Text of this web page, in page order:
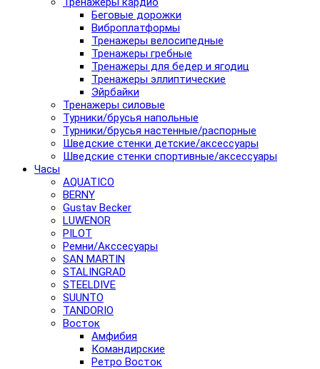
Беговые дорожки
Виброплатформы
Тренажеры велосипедные
Тренажеры гребные
Тренажеры для бедер и ягодиц
Тренажеры эллиптические
Эйрбайки
Тренажеры силовые
Турники/брусья напольные
Турники/брусья настенные/распорные
Шведские стенки детские/аксессуары
Шведские стенки спортивные/аксессуары
Часы
AQUATICO
BERNY
Gustav Becker
LUWENOR
PILOT
Pемни/Акссесуары
SAN MARTIN
STALINGRAD
STEELDIVE
SUUNTO
TANDORIO
Восток
Амфибия
Командирские
Ретро Восток